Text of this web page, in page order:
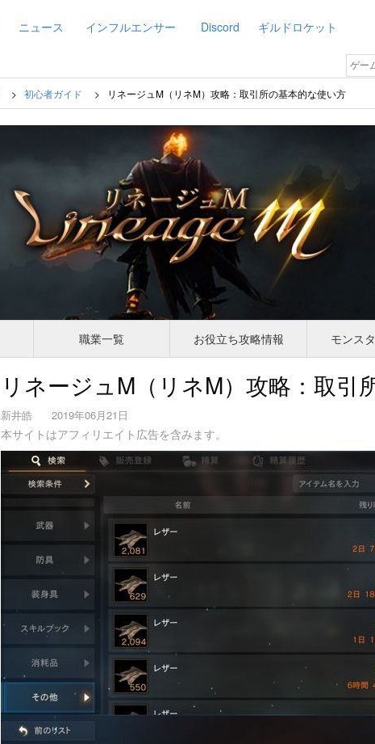
ニュース インフルエンサー Discord ギルドロケット
初心者ガイド リネージュM（リネM）攻略：取引所の基本的な使い方
職業一覧 お役立ち攻略情報 モンス
リネージュM（リネM）攻略：取引
新井皓 2019年06月21日
本サイトはアフィリエイト広告を含みます。